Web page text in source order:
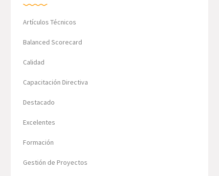
Artículos Técnicos
Balanced Scorecard
Calidad
Capacitación Directiva
Destacado
Excelentes
Formación
Gestión de Proyectos